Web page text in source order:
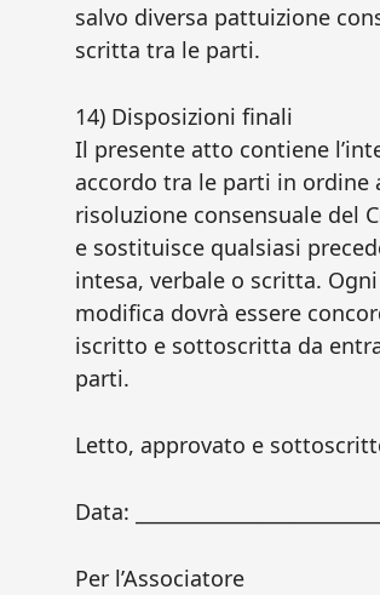
salvo diversa pattuizione
scritta tra le parti.
14) Disposizioni finali
Il presente atto contiene
accordo tra le parti in ordine
risoluzione consensuale del
e sostituisce qualsiasi
intesa, verbale o scritta. Ogni
modifica dovrà essere
iscritto e sottoscritta da
parti.
Letto, approvato e
Data: __________________________
Per l’Associatore